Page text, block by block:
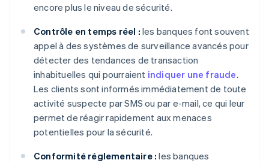
encore plus le niveau de sécurité.
Contrôle en temps réel : les banques font souvent
appel à des systèmes de surveillance avancés pour
détecter des tendances de transaction
inhabituelles qui pourraient indiquer une fraude.
Les clients sont informés immédiatement de toute
activité suspecte par SMS ou par e-mail, ce qui leur
permet de réagir rapidement aux menaces
potentielles pour la sécurité.
Conformité réglementaire : les banques